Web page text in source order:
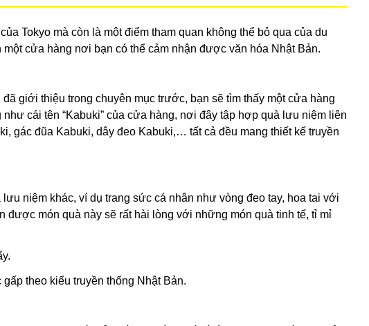
Tokyo mà còn là một điểm tham quan không thể bỏ qua của du
cửa hàng nơi bạn có thể cảm nhận được văn hóa Nhật Bản.
giới thiệu trong chuyên mục trước, bạn sẽ tìm thấy một cửa hàng
cái tên “Kabuki” của cửa hàng, nơi đây tập hợp quà lưu niệm liên
gác đũa Kabuki, dây đeo Kabuki,… tất cả đều mang thiết kế truyền
niệm khác, ví dụ trang sức cá nhân như vòng đeo tay, hoa tai với
được món quà này sẽ rất hài lòng với những món quà tinh tế, tỉ mỉ
theo kiểu truyền thống Nhật Bản.